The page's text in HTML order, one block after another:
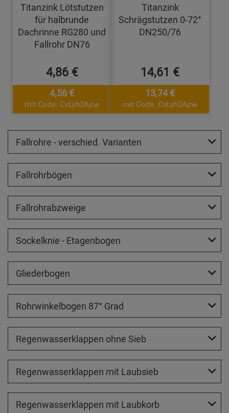
Titanzink Lötstutzen
für halbrunde
Dachrinne RG280 und
Fallrohr DN76
4,86 €
4,56 €
mit Code: CxLyh2Ajne
Titanzink
Schrägstutzen 0-72°
DN250/76
14,61 €
13,74 €
mit Code: CxLyh2Ajne
Fallrohre - verschied. Varianten
Fallrohrbögen
Fallrohrabzweige
Sockelknie - Etagenbogen
Gliederbogen
Rohrwinkelbogen 87° Grad
Regenwasserklappen ohne Sieb
Regenwasserklappen mit Laubsieb
Regenwasserklappen mit Laubkorb